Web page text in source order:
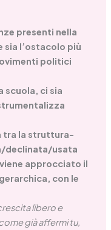
presenti nella
sia l’ostacolo più
politici
scuola, ci sia
tra la struttura-
declinata/usata
approcciato il
con le
libero e
già affermi tu,